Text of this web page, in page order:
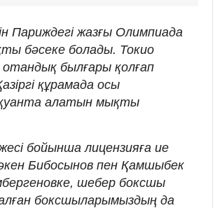
Париждегі жазғы Олимпиада
бәсеке болады. Токио
былғары қолғап
құрамада осы
қуанта алатын мықты
бойынша лицензияға ие
Бибосынов пен Қамшыбек
шебер боксшы
боксшыларымыздың да